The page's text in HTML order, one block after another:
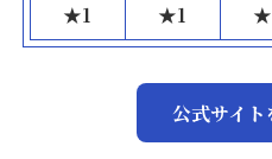
★1 ★1 ★
公式サイト